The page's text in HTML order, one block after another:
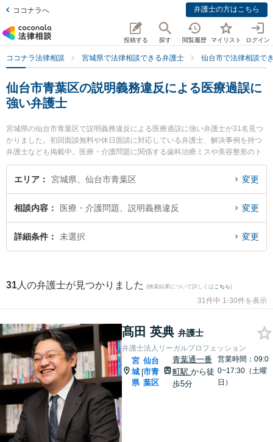
ココナラへ 弁護士の方はこちら
投稿する 探す 閲覧履歴 マイリスト ログイン
ココナラ法律相談 宮城県で法律相談できる弁護士 仙台市で法律相談で
仙台市青葉区の説明義務違反による医療過誤に
強い弁護士
宮城県の仙台市青葉区で説明義務違反による医療過誤に強い弁護士が31名見つ
かりました。初回面談無料や休日面談に対応している弁護士、解決事例を持つ
弁護士なども掲載中。医療・介護問題に関係する歯科治療ミスや美容整形のト
ラブル、産婦人科の訴訟等の細かな分野での絞り込み検索もでき便利です。特
に弁護士法人リーガルプロフェッションの髙田 英典弁護士やあすなろ法律事務
台市青葉区で土日や夜間に発生した説明義務違反による医療過誤のトラブルを
今すぐに弁護士に相談したい』『説明義務違反による医療過誤のトラブル解決
の実績豊富な近くの弁護士を検索したい』『初回相談無料で説明義務違反によ
エリア 宮城県、仙台市青葉区 変更
相談内容 医療・介護問題、説明義務違反 変更
詳細条件 未選択 変更
31 人の弁護士が見つかりました (検索結果について詳しくは こちら)
31件中 1-30件を表示
髙田 英典 弁護士
弁護士法人リーガルプロフェッション
宮
城
県
|
仙台
市青
葉区
青葉通一番
町駅から徒
歩5分
営業時間：09:0
0~17:30（土曜
日）